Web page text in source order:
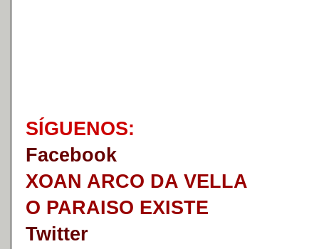
SÍGUENOS:
Facebook
XOAN ARCO DA VELLA
O PARAISO EXISTE
Twitter